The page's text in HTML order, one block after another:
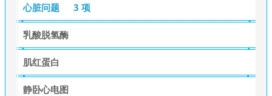
心脏问题 3 项
乳酸脱氢酶
肌红蛋白
静卧心电图